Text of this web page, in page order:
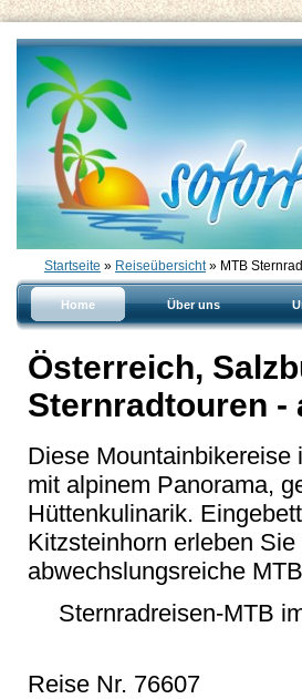
Startseite » Reiseübersicht» MTB
Home Über uns
Österreich,
Sternradtouren -
Diese
mit alpinem Panorama,
Hüttenkulinarik.
Kitzsteinhorn erleben
abwechslungsreiche
Sternradreisen-MTB
Reise Nr. 76607